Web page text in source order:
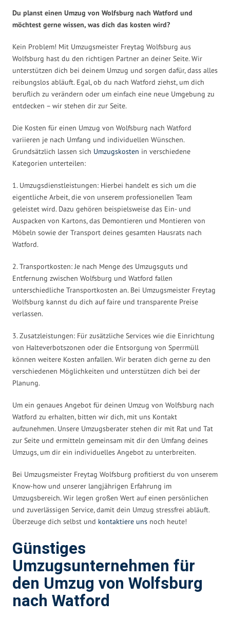
Du planst einen Umzug von Wolfsburg nach Watford und
möchtest gerne wissen, was dich das kosten wird?
Kein Problem! Mit Umzugsmeister Freytag Wolfsburg aus
Wolfsburg hast du den richtigen Partner an deiner Seite. Wir
unterstützen dich bei deinem Umzug und sorgen dafür, dass alles
reibungslos abläuft. Egal, ob du nach Watford ziehst, um dich
beruflich zu verändern oder um einfach eine neue Umgebung zu
entdecken – wir stehen dir zur Seite.
Die Kosten für einen Umzug von Wolfsburg nach Watford
variieren je nach Umfang und individuellen Wünschen.
Grundsätzlich lassen sich Umzugskosten in verschiedene
Kategorien unterteilen:
1. Umzugsdienstleistungen: Hierbei handelt es sich um die
eigentliche Arbeit, die von unserem professionellen Team
geleistet wird. Dazu gehören beispielsweise das Ein- und
Auspacken von Kartons, das Demontieren und Montieren von
Möbeln sowie der Transport deines gesamten Hausrats nach
Watford.
2. Transportkosten: Je nach Menge des Umzugsguts und
Entfernung zwischen Wolfsburg und Watford fallen
unterschiedliche Transportkosten an. Bei Umzugsmeister Freytag
Wolfsburg kannst du dich auf faire und transparente Preise
verlassen.
3. Zusatzleistungen: Für zusätzliche Services wie die Einrichtung
von Halteverbotszonen oder die Entsorgung von Sperrmüll
können weitere Kosten anfallen. Wir beraten dich gerne zu den
verschiedenen Möglichkeiten und unterstützen dich bei der
Planung.
Um ein genaues Angebot für deinen Umzug von Wolfsburg nach
Watford zu erhalten, bitten wir dich, mit uns Kontakt
aufzunehmen. Unsere Umzugsberater stehen dir mit Rat und Tat
zur Seite und ermitteln gemeinsam mit dir den Umfang deines
Umzugs, um dir ein individuelles Angebot zu unterbreiten.
Bei Umzugsmeister Freytag Wolfsburg profitierst du von unserem
Know-how und unserer langjährigen Erfahrung im
Umzugsbereich. Wir legen großen Wert auf einen persönlichen
und zuverlässigen Service, damit dein Umzug stressfrei abläuft.
Überzeuge dich selbst und kontaktiere uns noch heute!
Günstiges
Umzugsunternehmen für
den Umzug von Wolfsburg
nach Watford